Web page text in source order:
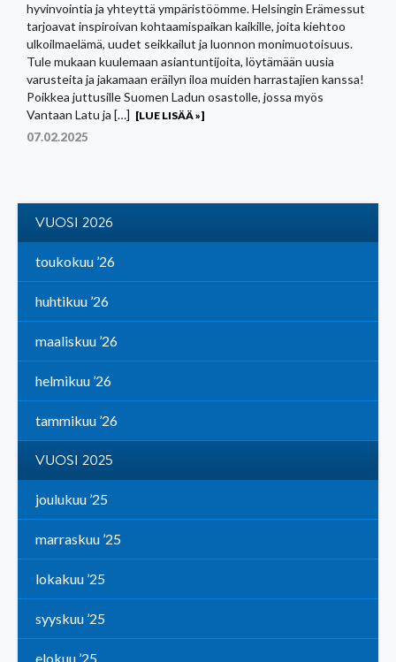
hyvinvointia ja yhteyttä ympäristöömme. Helsingin Erämessut
tarjoavat inspiroivan kohtaamispaikan kaikille, joita kiehtoo
ulkoilmaelämä, uudet seikkailut ja luonnon monimuotoisuus.
Tule mukaan kuulemaan asiantuntijoita, löytämään uusia
varusteita ja jakamaan eräilyn iloa muiden harrastajien kanssa!
Poikkea juttusille Suomen Ladun osastolle, jossa myös
Vantaan Latu ja […] [LUE LISÄÄ »]
07.02.2025
VUOSI 2026
toukokuu ’26
huhtikuu ’26
maaliskuu ’26
helmikuu ’26
tammikuu ’26
VUOSI 2025
joulukuu ’25
marraskuu ’25
lokakuu ’25
syyskuu ’25
elokuu ’25